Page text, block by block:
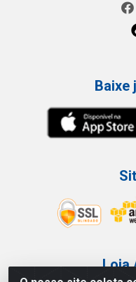
Baixe
Loja